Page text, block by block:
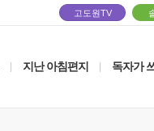
고도원TV
지난 아침편지 독자가